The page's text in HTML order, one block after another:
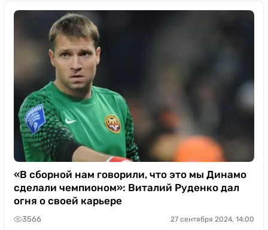
«В сборной нам говорили, что это мы Динамо
сделали чемпионом»: Виталий Руденко дал
огня о своей карьере
3566 27 сентября 2024, 14:00